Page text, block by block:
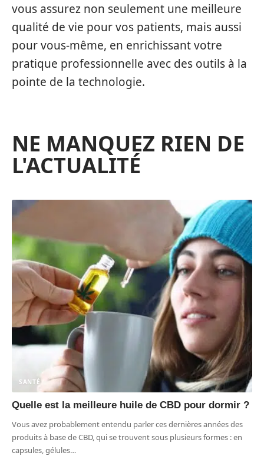
vous assurez non seulement une meilleure
qualité de vie pour vos patients, mais aussi
pour vous-même, en enrichissant votre
pratique professionnelle avec des outils à la
pointe de la technologie.
NE MANQUEZ RIEN DE
L'ACTUALITÉ
SANTÉ
Quelle est la meilleure huile de CBD pour dormir ?
Vous avez probablement entendu parler ces dernières années des
produits à base de CBD, qui se trouvent sous plusieurs formes : en
capsules, gélules…